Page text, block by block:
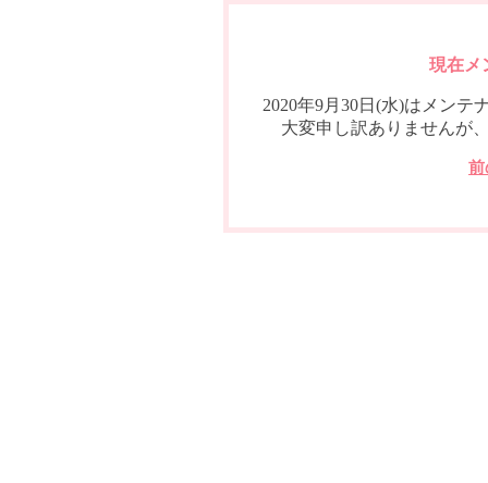
現在メ
2020年9月30日(水)はメンテ
大変申し訳ありませんが
前